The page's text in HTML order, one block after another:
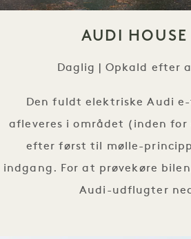
AUDI HOUSE
Daglig | Opkald efter
Den fuldt elektriske Audi
afleveres i området (inden for
efter først til mølle-
indgang. For at prøvekøre
Audi-udflugter